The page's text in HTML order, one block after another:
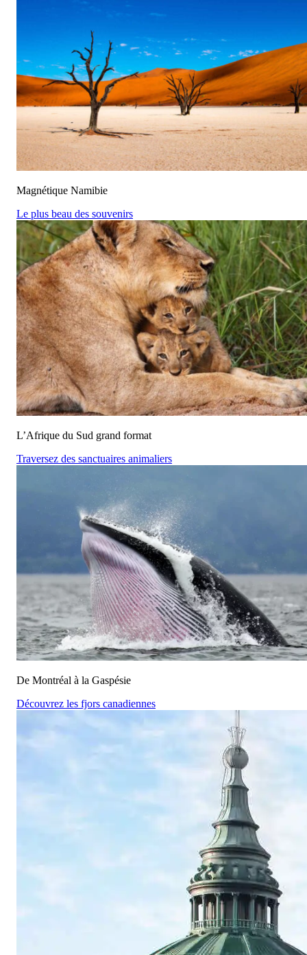
Magnétique Namibie
Le plus beau des souvenirs
L’Afrique du Sud grand format
Traversez des sanctuaires animaliers
De Montréal à la Gaspésie
Découvrez les fjors canadiennes